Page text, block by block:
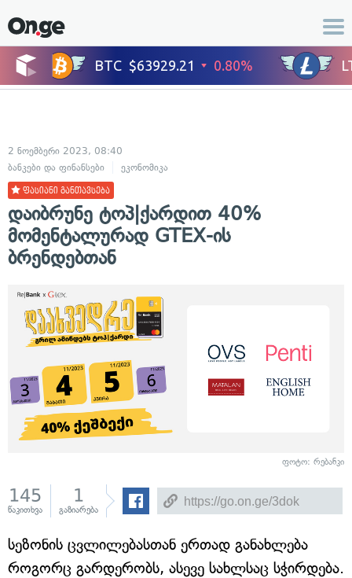
2 ნოემბერი 2023, 08:40
ბანკები და ფინანსები
ეკონომიკა
ფასიანი განთავსება
დაიბრუნე ტოპ|ქარდით 40%
მომენტალურად GTEX-ის
ბრენდებთან
ფოტო: რებანკი
145
წაკითხვა
1
გაზიარება
სეზონის ცვლილებასთან ერთად განახლება
როგორც გარდერობს, ასევე სახლსაც სჭირდება.